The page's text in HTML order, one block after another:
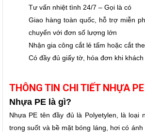
Tư vấn nhiệt tình 24/7 – Gọi là có
Giao hàng toàn quốc, hỗ trợ miễn
chuyển với đơn số lượng lớn
Nhận gia công cắt lẻ tấm hoặc cắt
Có đầy đủ giấy tờ, hóa đơn khi
THÔNG TIN CHI TIẾT NHỰA PE
Nhựa PE là gì?
Nhựa PE tên đầy đủ là Polyetylen, là loại
trong suốt và bề mặt bóng láng, hơi có